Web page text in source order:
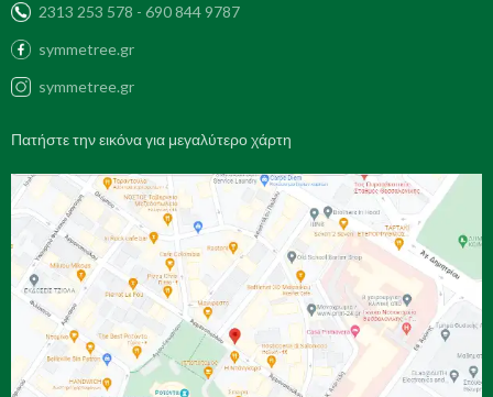
2313 253 578 - 690 844 9787
symmetree.gr
symmetree.gr
Πατήστε την εικόνα για μεγαλύτερο χάρτη